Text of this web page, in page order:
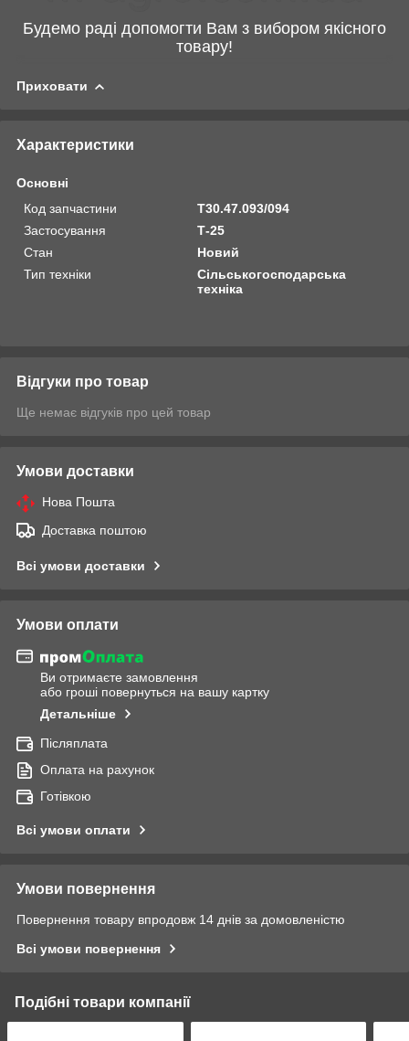
Будемо раді допомогти Вам з вибором якісного
товару!
Приховати
Характеристики
Основні
Код запчастини
Т30.47.093/094
Застосування
Т-25
Стан
Новий
Тип техніки
Сільськогосподарська
техніка
Відгуки про товар
Ще немає відгуків про цей товар
Умови доставки
Нова Пошта
Доставка поштою
Всі умови доставки
Умови оплати
Ви отримаєте замовлення
або гроші повернуться на вашу картку
Детальніше
Післяплата
Оплата на рахунок
Готівкою
Всі умови оплати
Умови повернення
Повернення товару впродовж 14 днів за домовленістю
Всі умови повернення
Подібні товари компанії